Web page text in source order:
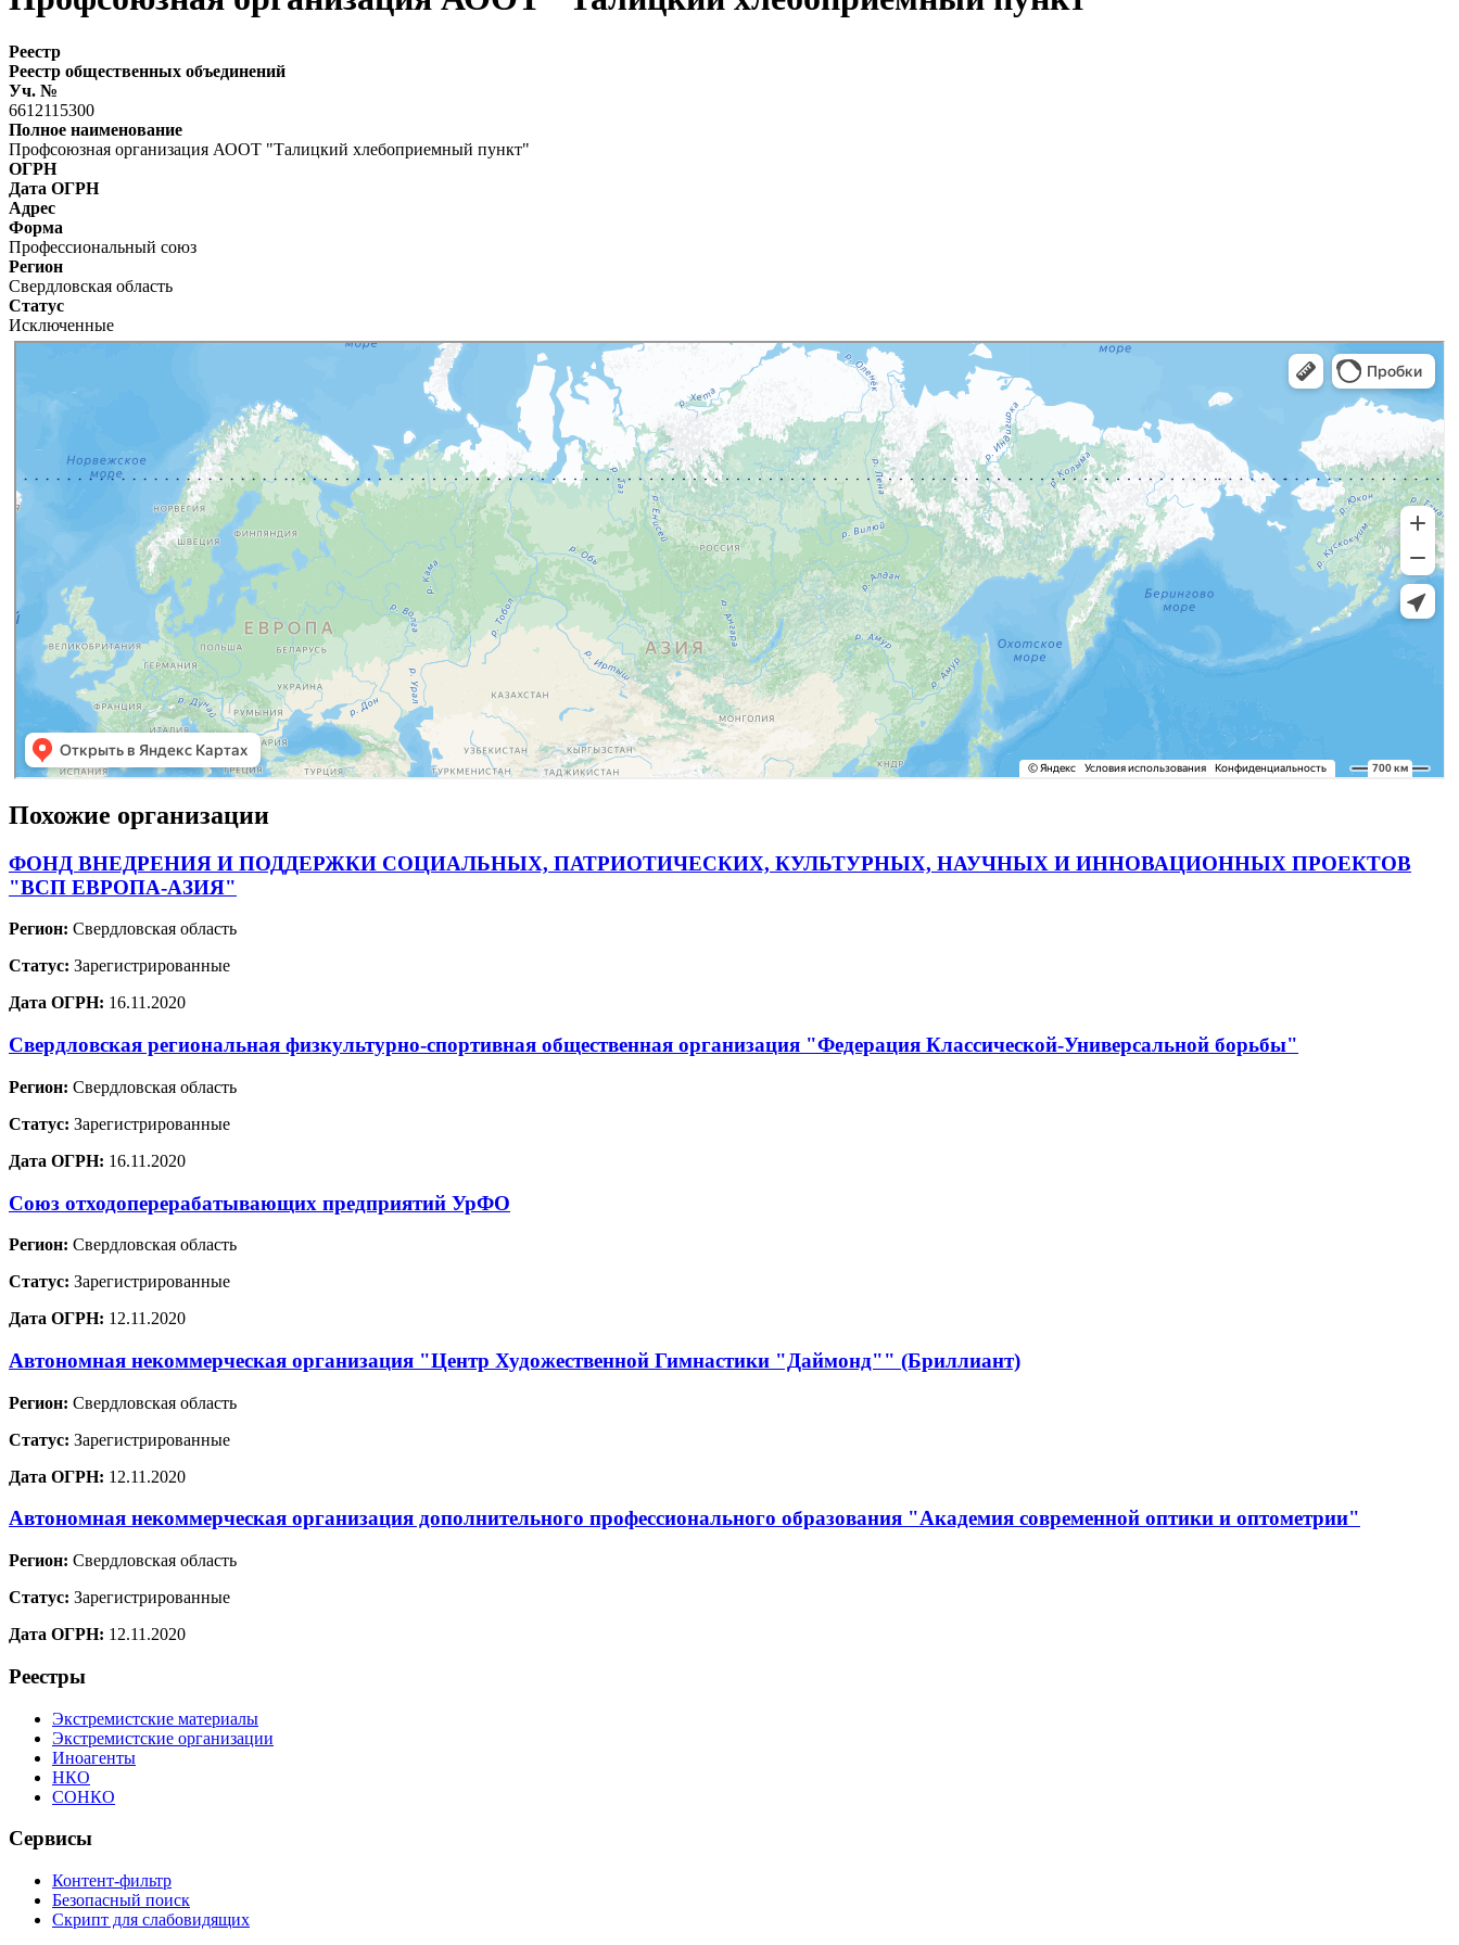
Реестр
Реестр общественных объединений
Уч. №
6612115300
Полное наименование
Профсоюзная организация АООТ "Талицкий хлебоприемный пункт"
ОГРН
Дата ОГРН
Адрес
Форма
Профессиональный союз
Регион
Свердловская область
Статус
Исключенные
Похожие организации
ФОНД ВНЕДРЕНИЯ И ПОДДЕРЖКИ СОЦИАЛЬНЫХ, ПАТРИОТИЧЕСКИХ, КУЛЬТУРНЫХ, НАУЧНЫХ И ИННОВАЦИОННЫХ ПРОЕКТОВ
"ВСП ЕВРОПА-АЗИЯ"
Регион: Свердловская область
Статус: Зарегистрированные
Дата ОГРН: 16.11.2020
Свердловская региональная физкультурно-спортивная общественная организация "Федерация Классической-Универсальной борьбы"
Регион: Свердловская область
Статус: Зарегистрированные
Дата ОГРН: 16.11.2020
Союз отходоперерабатывающих предприятий УрФО
Регион: Свердловская область
Статус: Зарегистрированные
Дата ОГРН: 12.11.2020
Автономная некоммерческая организация "Центр Художественной Гимнастики "Даймонд"" (Бриллиант)
Регион: Свердловская область
Статус: Зарегистрированные
Дата ОГРН: 12.11.2020
Автономная некоммерческая организация дополнительного профессионального образования "Академия современной оптики и оптометрии"
Регион: Свердловская область
Статус: Зарегистрированные
Дата ОГРН: 12.11.2020
Реестры
Экстремистские материалы
Экстремистские организации
Иноагенты
НКО
СОНКО
Сервисы
Контент-фильтр
Безопасный поиск
Скрипт для слабовидящих